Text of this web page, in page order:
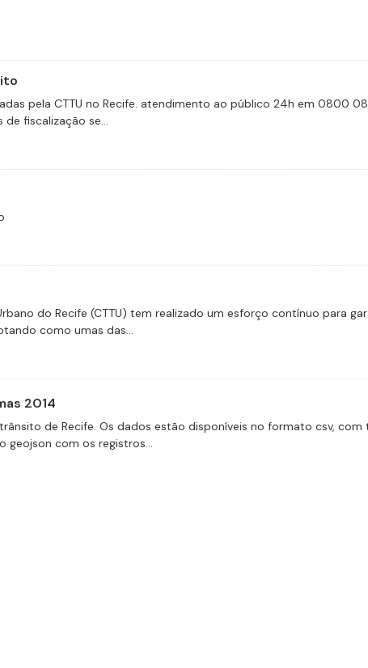
pela CTTU no Recife. atendimento ao público 24h em 0800
fiscalização se...
do Recife (CTTU) tem realizado um esforço contínuo para
como umas das...
2014
de Recife. Os dados estão disponíveis no formato csv, com
geojson com os registros...